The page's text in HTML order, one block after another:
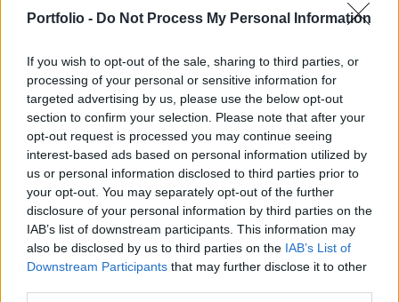
Portfolio - Do Not Process My Personal Information
If you wish to opt-out of the sale, sharing to third parties, or
processing of your personal or sensitive information for
targeted advertising by us, please use the below opt-out
section to confirm your selection. Please note that after your
opt-out request is processed you may continue seeing
interest-based ads based on personal information utilized by
us or personal information disclosed to third parties prior to
your opt-out. You may separately opt-out of the further
disclosure of your personal information by third parties on the
IAB’s list of downstream participants. This information may
also be disclosed by us to third parties on the IAB’s List of
Downstream Participants that may further disclose it to other
rendkívüli intézkedések hatályának
Tájékoztatási Központ közleményben.
A kormány a veszélyhelyzet végéig fenntartja az olyan
családvédelmi intézkedéseket, mint a gyed, gyes, gyet
ellátások meghosszabbítása - írják. Ugyancsak
meghosszabbítja a kormány a kórházparancsnokok
megbízásáról szóló jogszabály hatályát és az eddig
bejelentett gazdaságvédelmi intézkedéseket: pl. a
hiteltörlesztések és végrehajtások felfüggesztését, a kata...
KEDVES OLVASÓNK!